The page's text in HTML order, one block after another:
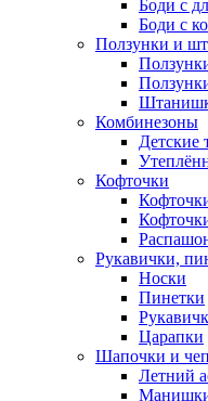
Боди с
Боди с
Ползунки и
Комбинезоны
Детские
Кофточки
Рукавички,
Носки
Пинетки
Царапки
Шапочки и
Летний